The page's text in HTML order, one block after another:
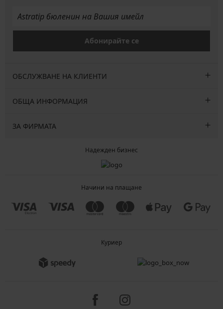
Абонирайте се
ОБСЛУЖВАНЕ НА КЛИЕНТИ
ОБЩА ИНФОРМАЦИЯ
ЗА ФИРМАТА
Надежден бизнес
Начини на плащане
Куриер